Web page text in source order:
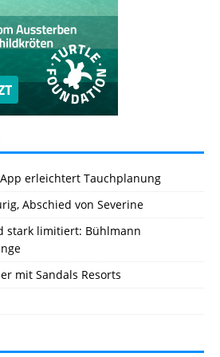
erleichtert Tauchplanung
Abschied von Severine
stark limitiert: Bühlmann
mit Sandals Resorts